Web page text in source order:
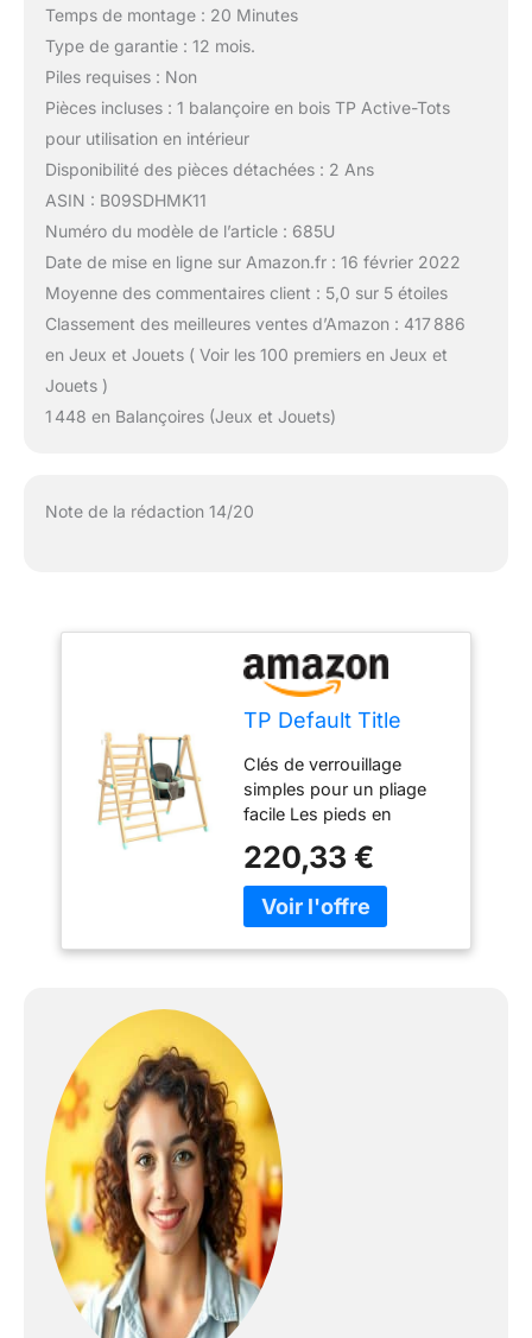
Temps de montage : 20 Minutes
Type de garantie : 12 mois.
Piles requises : Non
Pièces incluses : 1 balançoire en bois TP Active-Tots
pour utilisation en intérieur
Disponibilité des pièces détachées : 2 Ans
ASIN : B09SDHMK11
Numéro du modèle de l’article : 685U
Date de mise en ligne sur Amazon.fr : 16 février 2022
Moyenne des commentaires client : 5,0 sur 5 étoiles
Classement des meilleures ventes d’Amazon : 417 886
en Jeux et Jouets ( Voir les 100 premiers en Jeux et
Jouets )
1 448 en Balançoires (Jeux et Jouets)
Note de la rédaction 14/20
TP Default Title
Clés de verrouillage
simples pour un pliage
facile Les pieds en
antidérapants assurent
une meilleure stabilité et
protègent les sols
s'intégrera à merveille
dans votre intérieur
220,33 €